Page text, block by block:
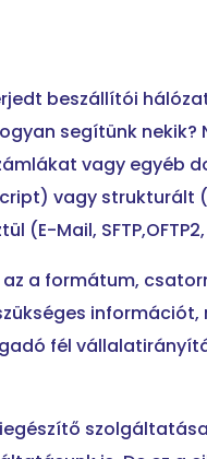
beszállítói
segítünk
vagy egyéb
vagy strukturált
(E-Mail,
a formátum,
fél